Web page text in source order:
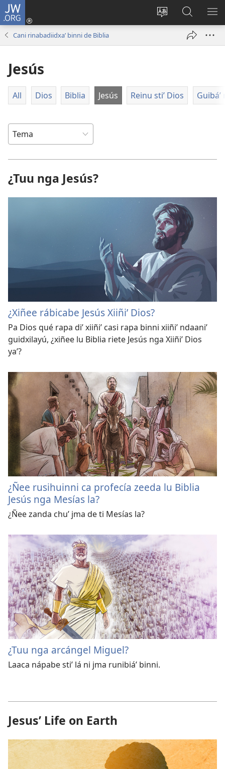
JW.ORG
Bichaa
Bizulú
sesión
Biyubi
JW.ORG
RA
Cani rinabadiidxaʼ binni de Biblia
Jesús
All Dios Biblia Jesús Reinu stiʼ Dios
¿Tuu nga Jesús?
¿Xiñee rábicabe Jesús Xiiñiʼ Dios?
Pa Dios qué rapa diʼ xiiñiʼ casi rapa binni xiiñiʼ ndaaniʼ
guidxilayú, ¿xiñee lu Biblia riete Jesús nga Xiiñiʼ Dios
yaʼ?
¿Ñee rusihuinni ca profecía zeeda lu Biblia
Jesús nga Mesías la?
¿Ñee zanda chuʼ jma de ti Mesías la?
¿Tuu nga arcángel Miguel?
Laaca nápabe stiʼ lá ni jma runibiáʼ binni.
Jesus’ Life on Earth